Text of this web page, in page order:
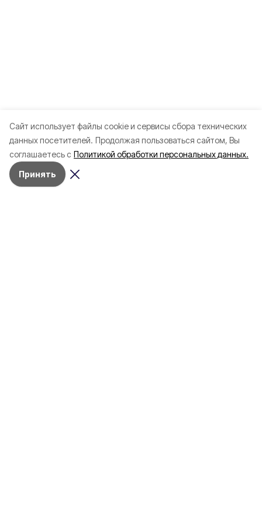
Cайт использует файлы cookie и сервисы сбора технических
данных посетителей. Продолжая пользоваться сайтом, Вы
соглашаетесь с Политикой обработки персональных данных.
Принять